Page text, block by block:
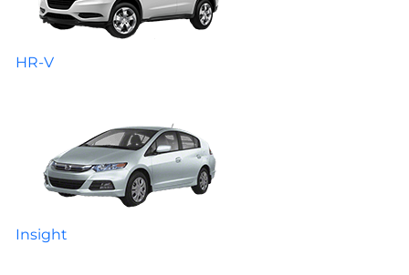
HR-V
Insight